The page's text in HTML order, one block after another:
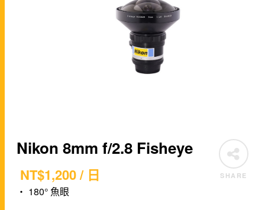
SHARE
Nikon 8mm f/2.8 Fisheye
NT$1,200/ 日
・ 180° 魚眼